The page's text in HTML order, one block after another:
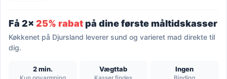
Få 2x 25% rabatpå dine første måltidskasser
Køkkenet på Djursland leverer sund og varieret mad direkte til
dig.
2 min. Vægttab Ingen